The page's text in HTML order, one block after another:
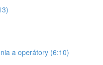
a operátory (6:10)